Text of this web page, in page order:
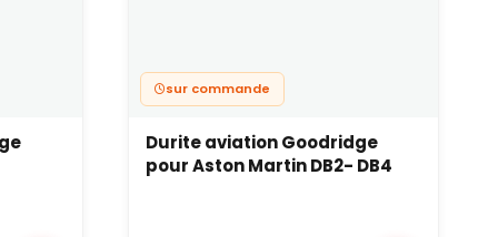
kits conçus châssis par châssis, avec
durite de frein aviation Alfa Romeo GTVpermet de
sur commande
Durite aviation Goodridge
pour Aston Martin DB2- DB4